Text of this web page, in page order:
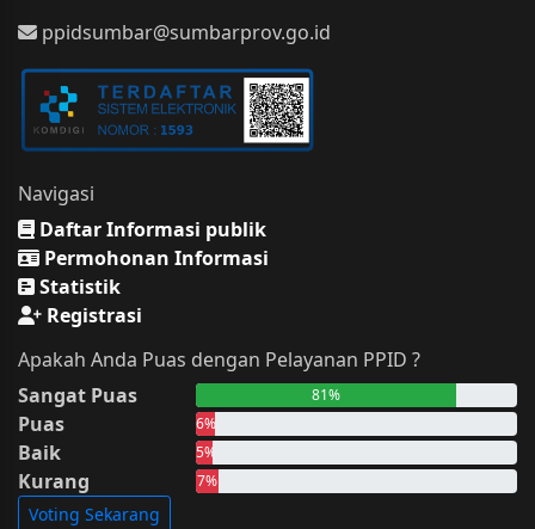
ppidsumbar@sumbarprov.go.id
Navigasi
Daftar Informasi publik
Permohonan Informasi
Statistik
Registrasi
Apakah Anda Puas dengan Pelayanan PPID ?
Sangat Puas
81%
Puas 6%
Baik 5%
Kurang 7%
Voting Sekarang